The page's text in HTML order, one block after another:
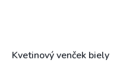
Kvetinový venček biely